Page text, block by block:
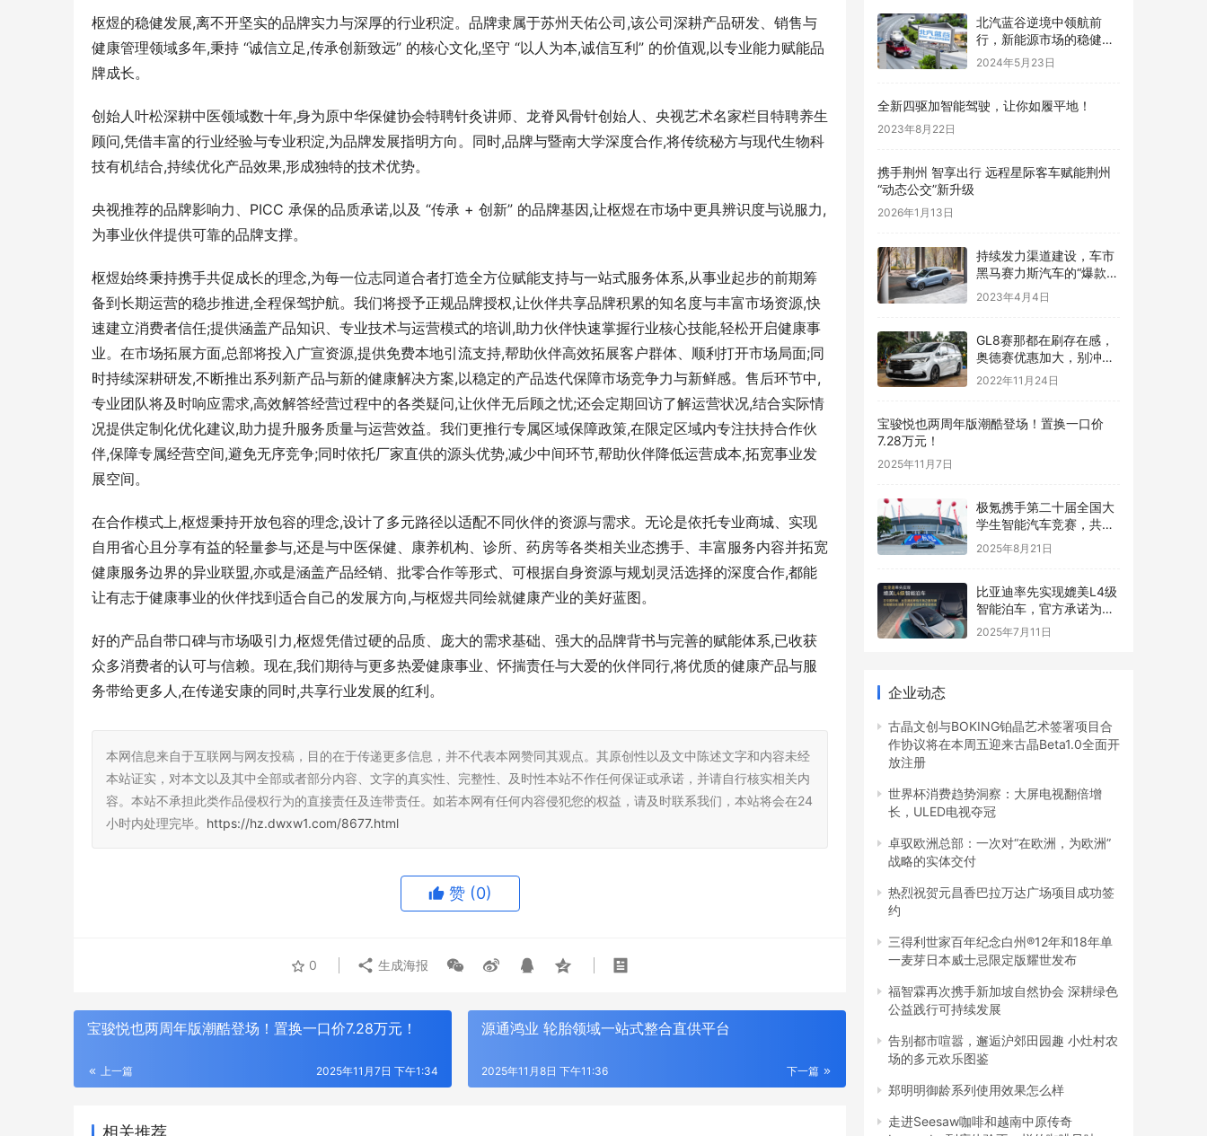
枢煜的稳健发展,离不开坚实的品牌实力与深厚的行业积淀。品牌隶属于苏州天佑公司,该公司深耕产品研发、销售与
健康管理领域多年,秉持 “诚信立足,传承创新致远” 的核心文化,坚守 “以人为本,诚信互利” 的价值观,以专业能力赋能品
牌成长。
创始人叶松深耕中医领域数十年,身为原中华保健协会特聘针灸讲师、龙脊风骨针创始人、央视艺术名家栏目特聘养生
顾问,凭借丰富的行业经验与专业积淀,为品牌发展指明方向。同时,品牌与暨南大学深度合作,将传统秘方与现代生物科
技有机结合,持续优化产品效果,形成独特的技术优势。
央视推荐的品牌影响力、PICC 承保的品质承诺,以及 “传承 + 创新” 的品牌基因,让枢煜在市场中更具辨识度与说服力,
为事业伙伴提供可靠的品牌支撑。
枢煜始终秉持携手共促成长的理念,为每一位志同道合者打造全方位赋能支持与一站式服务体系,从事业起步的前期筹
备到长期运营的稳步推进,全程保驾护航。我们将授予正规品牌授权,让伙伴共享品牌积累的知名度与丰富市场资源,快
速建立消费者信任;提供涵盖产品知识、专业技术与运营模式的培训,助力伙伴快速掌握行业核心技能,轻松开启健康事
业。在市场拓展方面,总部将投入广宣资源,提供免费本地引流支持,帮助伙伴高效拓展客户群体、顺利打开市场局面;同
时持续深耕研发,不断推出系列新产品与新的健康解决方案,以稳定的产品迭代保障市场竞争力与新鲜感。售后环节中,
专业团队将及时响应需求,高效解答经营过程中的各类疑问,让伙伴无后顾之忧;还会定期回访了解运营状况,结合实际情
况提供定制化优化建议,助力提升服务质量与运营效益。我们更推行专属区域保障政策,在限定区域内专注扶持合作伙
伴,保障专属经营空间,避免无序竞争;同时依托厂家直供的源头优势,减少中间环节,帮助伙伴降低运营成本,拓宽事业发
展空间。
在合作模式上,枢煜秉持开放包容的理念,设计了多元路径以适配不同伙伴的资源与需求。无论是依托专业商城、实现
自用省心且分享有益的轻量参与,还是与中医保健、康养机构、诊所、药房等各类相关业态携手、丰富服务内容并拓宽
健康服务边界的异业联盟,亦或是涵盖产品经销、批零合作等形式、可根据自身资源与规划灵活选择的深度合作,都能
让有志于健康事业的伙伴找到适合自己的发展方向,与枢煜共同绘就健康产业的美好蓝图。
好的产品自带口碑与市场吸引力,枢煜凭借过硬的品质、庞大的需求基础、强大的品牌背书与完善的赋能体系,已收获
众多消费者的认可与信赖。现在,我们期待与更多热爱健康事业、怀揣责任与大爱的伙伴同行,将优质的健康产品与服
务带给更多人,在传递安康的同时,共享行业发展的红利。
本网信息来自于互联网与网友投稿，目的在于传递更多信息，并不代表本网赞同其观点。其原创性以及文中陈述文字和内容未经
本站证实，对本文以及其中全部或者部分内容、文字的真实性、完整性、及时性本站不作任何保证或承诺，并请自行核实相关内
容。本站不承担此类作品侵权行为的直接责任及连带责任。如若本网有任何内容侵犯您的权益，请及时联系我们，本站将会在24
小时内处理完毕。 https://hz.dwxw1.com/8677.html
赞 (0)
0 生成海报
宝骏悦也两周年版潮酷登场！置换一口价7.28万元！
上一篇 2025年11月7日 下午1:34
源通鸿业 轮胎领域一站式整合直供平台
下一篇
2025年11月8日 下午11:36
相关推荐
北汽蓝谷逆境中领航前
行，新能源市场的稳健舵
手
2024年5月23日
全新四驱加智能驾驶，让你如履平地！
2023年8月22日
携手荆州 智享出行 远程星际客车赋能荆州
“动态公交”新升级
2026年1月13日
持续发力渠道建设，车市
黑马赛力斯汽车的“爆款思
路”
2023年4月4日
GL8赛那都在刷存在感，
奥德赛优惠加大，别冲动
买二手混动版
2022年11月24日
宝骏悦也两周年版潮酷登场！置换一口价
7.28万元！
2025年11月7日
极氪携手第二十届全国大
学生智能汽车竞赛，共创
智能化生态发展
2025年8月21日
比亚迪率先实现媲美L4级
智能泊车，官方承诺为安
全兜底
2025年7月11日
企业动态
古晶文创与BOKING铂晶艺术签署项目合
作协议将在本周五迎来古晶Beta1.0全面开
放注册
世界杯消费趋势洞察：大屏电视翻倍增
长，ULED电视夺冠
卓驭欧洲总部：一次对“在欧洲，为欧洲”
战略的实体交付
热烈祝贺元昌香巴拉万达广场项目成功签
约
三得利世家百年纪念白州®12年和18年单
一麦芽日本威士忌限定版耀世发布
福智霖再次携手新加坡自然协会 深耕绿色
公益践行可持续发展
告别都市喧嚣，邂逅沪郊田园趣 小灶村农
场的多元欢乐图鉴
郑明明御龄系列使用效果怎么样
走进Seesaw咖啡和越南中原传奇